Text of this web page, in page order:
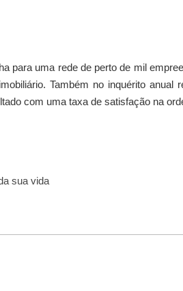
para uma rede de perto de mil
Também no inquérito anual
com uma taxa de satisfação na
sua vida